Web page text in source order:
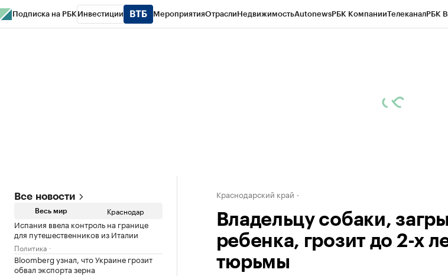
Подписка на РБК Инвестиции МероприятияОтраслиНедвижимостьAutonewsРБК КомпанииТелеканалРБК
Все новости
Весь мир Краснодар
Испания ввела контроль на границе
для путешественников из Италии
Политика
Bloomberg узнал, что Украине грозит
обвал экспорта зерна
Краснодарский край
Владельцу собаки,
ребенка, грозит до 2-х
тюрьмы